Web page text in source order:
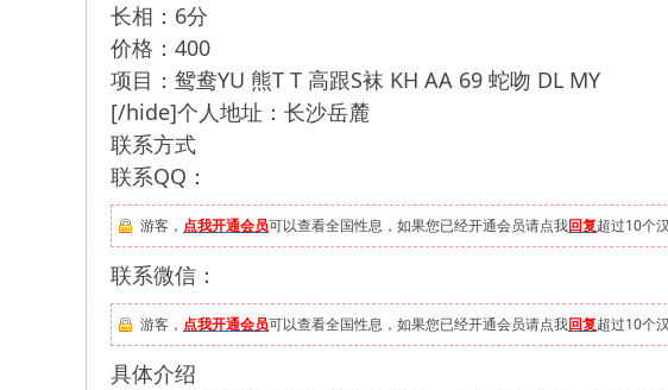
长相：6分
价格：400
项目：鸳鸯YU 熊T T 高跟S袜 KH AA 69 蛇吻 DL MY
[/hide]个人地址：长沙岳麓
联系方式
联系QQ：
游客， 点我开通会员可以查看全国性息，如果您已经开通会员请点我回复超过10个
联系微信：
游客， 点我开通会员可以查看全国性息，如果您已经开通会员请点我回复超过10个
具体介绍